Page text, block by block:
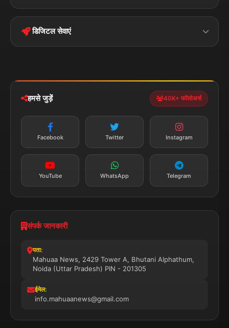
Disclaimer
Terms &
Privacy Policy
पॉलिटिकल झारखण्ड
डिजिटल सेवाएं
न्यूज़ अलर्ट
तत्काल अपडेट
सब्सक्राइब करें
हमसे जुड़ें 40K+ फॉलोअर्स
Facebook Twitter Instagram
YouTube WhatsApp Telegram
संपर्क जानकारी
पता:
Mahuaa News, 2429 Tower A, Bhutani Alphathum,
Noida (Uttar Pradesh) PIN - 201305
ईमेल:
info.mahuaanews@gmail.com